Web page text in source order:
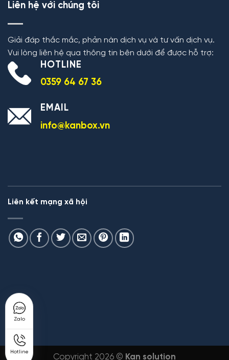
Zalo
Hotline
Liên hệ với chúng tôi
Giải đáp thắc mắc, phản nàn dịch vụ và tư vấn dịch vụ.
Vui lòng liên hệ qua thông tin bên dưới để được hỗ trợ:
HOTLINE
0359 64 67 36
EMAIL
info@kanbox.vn
Liên kết mạng xã hội
Copyright 2026 © Kan solution